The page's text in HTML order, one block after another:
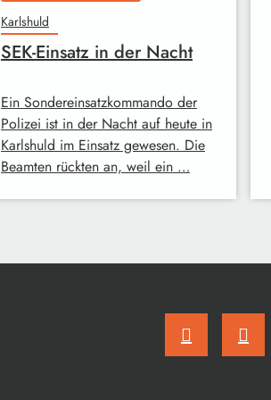
Karlshuld
SEK-Einsatz in der Nacht
Ein Sondereinsatzkommando der
Polizei ist in der Nacht auf heute in
Karlshuld im Einsatz gewesen. Die
Beamten rückten an, weil ein …